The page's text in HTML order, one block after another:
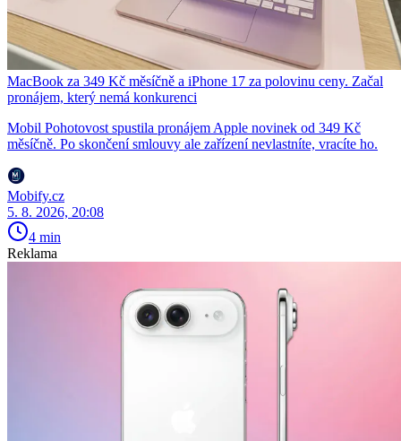
MacBook za 349 Kč měsíčně a iPhone 17 za polovinu ceny. Začal
pronájem, který nemá konkurenci
Mobil Pohotovost spustila pronájem Apple novinek od 349 Kč
měsíčně. Po skončení smlouvy ale zařízení nevlastníte, vracíte ho.
Mobify.cz
5. 8. 2026, 20:08
4 min
Reklama